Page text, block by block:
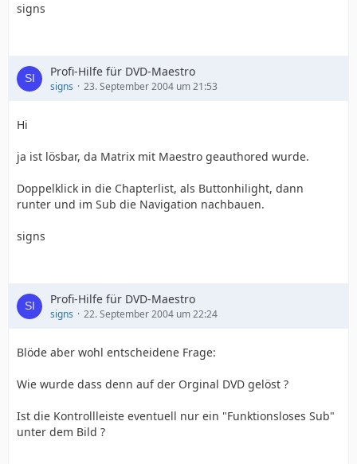
signs
Profi-Hilfe für DVD-Maestro
signs 23. September 2004 um 21:53
Hi
ja ist lösbar, da Matrix mit Maestro geauthored wurde.
Doppelklick in die Chapterlist, als Buttonhilight, dann
runter und im Sub die Navigation nachbauen.
signs
Profi-Hilfe für DVD-Maestro
signs 22. September 2004 um 22:24
Blöde aber wohl entscheidene Frage:
Wie wurde dass denn auf der Orginal DVD gelöst ?
Ist die Kontrollleiste eventuell nur ein "Funktionsloses Sub"
unter dem Bild ?